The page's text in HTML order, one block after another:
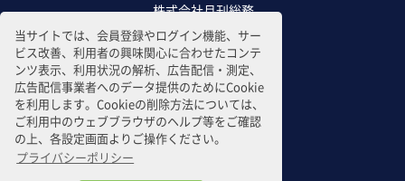
当サイトでは、会員登録やログイン機能、サー
ビス改善、利用者の興味関心に合わせたコンテ
ンツ表示、利用状況の解析、広告配信・測定、
広告配信事業者へのデータ提供のためにCookie
を利用します。Cookieの削除方法については、
ご利用中のウェブブラウザのヘルプ等をご確認
の上、各設定画面よりご操作ください。
プライバシーポリシー
株式会社月刊総務